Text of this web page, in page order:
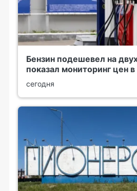
Бензин подешевел на
показал мониторинг цен
сегодня